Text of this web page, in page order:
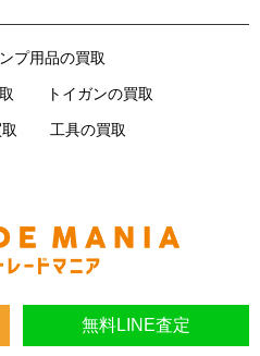
無料LINE査定
プ用品の買取
トイガンの買取
工具の買取